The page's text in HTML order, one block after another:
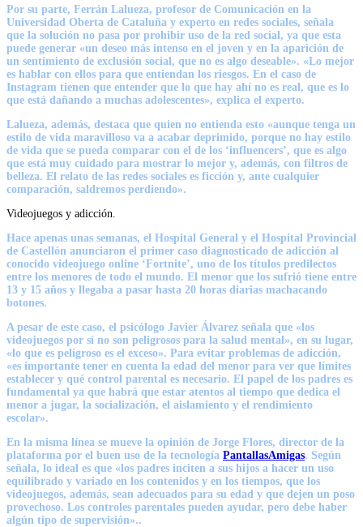
Por su parte, Ferrán Lalueza, profesor de Comunicación en la
Universidad Oberta de Cataluña y experto en redes sociales, señala
que la solución no pasa por prohibir uso de la red social , ya que esta
puede generar «un deseo más intenso en el joven y en la aparición de
un sentimiento de exclusión social, que no es algo deseable». «Lo mejor
es hablar con ellos para que entiendan los riesgos. En el caso de
Instagram tienen que entender que lo que hay ahí no es real, que es lo
que está dañando a muchas adolescentes», explica el experto.
Lalueza, además, destaca que quien no entienda esto «aunque tenga un
estilo de vida maravilloso va a acabar deprimido, porque no hay estilo
de vida que se pueda comparar con el de los ‘influencers’, que es algo
que está muy cuidado para mostrar lo mejor y, además, con filtros de
belleza. El relato de las redes sociales es ficción y, ante cualquier
comparación, saldremos perdiendo».
Videojuegos y adicción.
Hace apenas unas semanas, el Hospital General y el Hospital Provincial
de Castellón anunciaron el primer caso diagnosticado de adicción al
conocido videojuego online ‘Fortnite’, uno de los títulos predilectos
entre los menores de todo el mundo. El menor que los sufrió tiene entre
13 y 15 años y llegaba a pasar hasta 20 horas diarias machacando
botones.
A pesar de este caso, el psicólogo Javier Álvarez señala que «los
videojuegos por sí no son peligrosos para la salud mental», en su lugar,
«lo que es peligroso es el exceso». Para evitar problemas de adicción,
«es importante tener en cuenta la edad del menor para ver que límites
establecer y qué control parental es necesario. El papel de los padres es
fundamental ya que habrá que estar atentos al tiempo que dedica el
menor a jugar, la socialización, el aislamiento y el rendimiento
escolar».
En la misma línea se mueve la opinión de Jorge Flores, director de la
plataforma por el buen uso de la tecnología PantallasAmigas. Según
señala, lo ideal es que «los padres inciten a sus hijos a hacer un uso
equilibrado y variado en los contenidos y en los tiempos, que los
videojuegos, además, sean adecuados para su edad y que dejen un poso
provechoso. Los controles parentales pueden ayudar, pero debe haber
algún tipo de supervisión»..